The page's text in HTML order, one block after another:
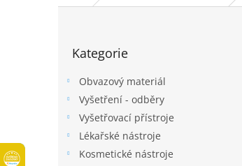
kategorie
Kategorie
Obvazový materiál
Vyšetření - odběry
Vyšetřovací přístroje
Lékařské nástroje
Kosmetické nástroje